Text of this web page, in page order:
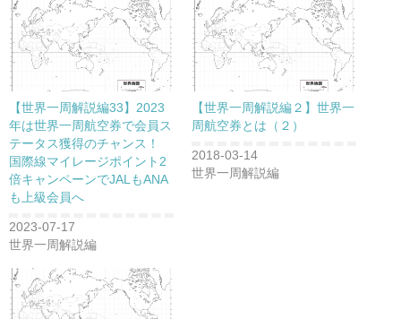
【世界一周解説編33】2023
年は世界一周航空券で会員ス
テータス獲得のチャンス！
国際線マイレージポイント2
倍キャンペーンでJALもANA
も上級会員へ
2023-07-17
世界一周解説編
【世界一周解説編２】世界一
周航空券とは（２）
2018-03-14
世界一周解説編